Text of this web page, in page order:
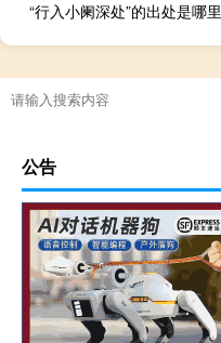
“行入小阑深处”的出处是哪里
公告